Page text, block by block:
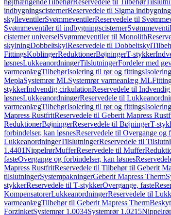
højthængendeTilbehørReservedele til Tilbehør
indbygningscisternerReservedele til Sigma
skylleventilerSvømmeventilerReservedele til
Svømmeventiler til indbygningscisterner
cisterner universelSvømmeventiler til Monolith
skylningDobbeltskylReservedele til Dobbeltskyl
FittingsKoblingerReduktionerBøjningerT-stykker
løsnesLukkeanordningerTilslutningerFordeler med
varmeanlægTilbehørIsolering til rør og fittings
MeplaSystemrør MLSystemrør varmeanlæg ML
stykkerIndvendig cirkulationReservedele til
løsnesLukkeanordningerReservedele til
varmeanlægTilbehørIsolering til rør og fittings
Mapress RustfritReservedele til Geberit Mapress
ReduktionerBøjningerReservedele til BøjningerT-
forbindelser, kan løsnesReservedele til Overgange og
LukkeanordningerTilslutningerReservedele til
1.4401NippelrørMufferReservedele til Muffer
fasteOvergange og forbindelser, kan løsnes
Mapress RustfritReservedele til Tilbehør til Geberit
tilslutningerSystempakningerGeberit Mapress Therm
stykkerReservedele til T-stykkerOvergange, faste
KompensatorerLukkeanordningerReservedele til
varmeanlægTilbehør til Geberit Mapress Therm
ForzinketSystemrør 1.0034Systemrør 1.0215Nippelrør